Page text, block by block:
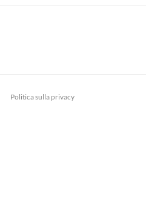
Politica sulla privacy